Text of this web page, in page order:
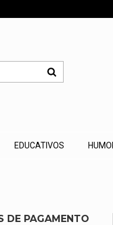
EDUCATIVOS
DE PAGAMENTO